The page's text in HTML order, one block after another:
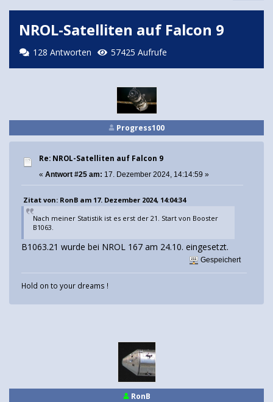
NROL-Satelliten auf Falcon 9
128 Antworten 57425 Aufrufe
Progress100
Re: NROL-Satelliten auf Falcon 9
« Antwort #25 am: 17. Dezember 2024, 14:14:59 »
Zitat von: RonB am 17. Dezember 2024, 14:04:34
Nach meiner Statistik ist es erst der 21. Start von Booster
B1063.
B1063.21 wurde bei NROL 167 am 24.10. eingesetzt.
Gespeichert
Hold on to your dreams !
RonB